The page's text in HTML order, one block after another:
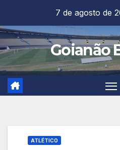
content
7 de agosto de
Goianão
ATLÉTICO